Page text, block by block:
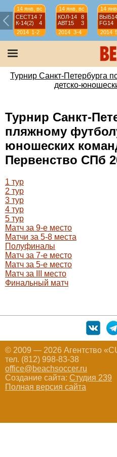
14 янв, вс
СЕСТ14 7
К-14(2)
4
2014 1-2
14 янв, вс
КОЛ-14
8
АВТ15
3
2014 3-4
14
FG14
2014
Турнир Санкт-Петербурга
детско-
Турнир Санкт-
пляжному
юношеских
Первенство СПб
1 тур
2 тур
3 тур
4 тур
5 тур
Матч за 9-е место
Матчи за 5-8 места
Полуфиналы
Матч за 7-е место
Матч за 5-е место
Матч за III место
Финальный матч
© 2009 — 2026 Агентство
тел. (812) 998-83-38
office@beachsoccer.ru
Создание сайта: Студия 239
Полная версия сайта